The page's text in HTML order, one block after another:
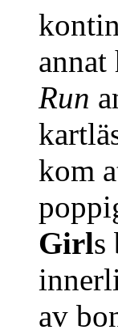
Run
kom
Girls
av